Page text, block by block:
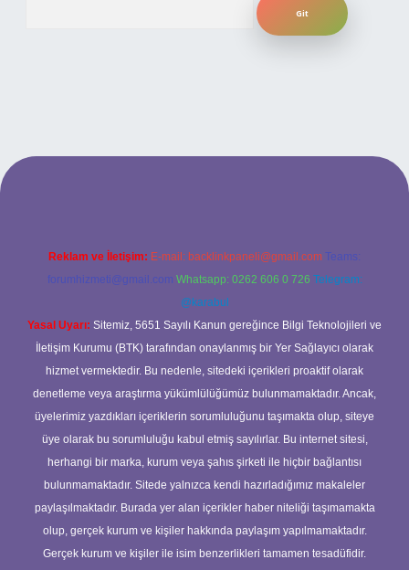
yeni giriş adresi
Reklam ve İletişim: E-mail: backlinkpaneli@gmail.com Teams:
forumhizmeti@gmail.com Whatsapp: 0262 606 0 726 Telegram:
@karabul
Yasal Uyarı: Sitemiz, 5651 Sayılı Kanun gereğince Bilgi Teknolojileri ve
İletişim Kurumu (BTK) tarafından onaylanmış bir Yer Sağlayıcı olarak
hizmet vermektedir. Bu nedenle, sitedeki içerikleri proaktif olarak
denetleme veya araştırma yükümlülüğümüz bulunmamaktadır. Ancak,
üyelerimiz yazdıkları içeriklerin sorumluluğunu taşımakta olup, siteye
üye olarak bu sorumluluğu kabul etmiş sayılırlar. Bu internet sitesi,
herhangi bir marka, kurum veya şahıs şirketi ile hiçbir bağlantısı
bulunmamaktadır. Sitede yalnızca kendi hazırladığımız makaleler
paylaşılmaktadır. Burada yer alan içerikler haber niteliği taşımamakta
olup, gerçek kurum ve kişiler hakkında paylaşım yapılmamaktadır.
Gerçek kurum ve kişiler ile isim benzerlikleri tamamen tesadüfidir.